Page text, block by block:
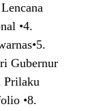
•4.
•5.
Gubernur
Prilaku
•8.